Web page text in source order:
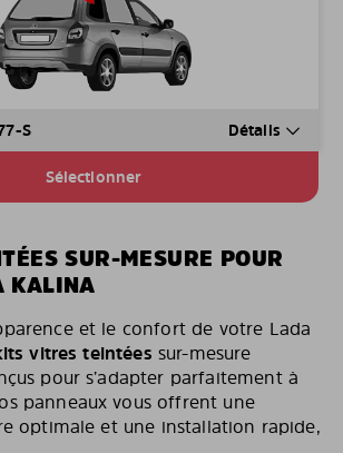
S Détails
Sélectionner
SUR-MESURE POUR
KALINA
et le confort de votre Lada
vitres teintées sur-mesure
pour s’adapter parfaitement à
panneaux vous offrent une
optimale et une installation rapide,